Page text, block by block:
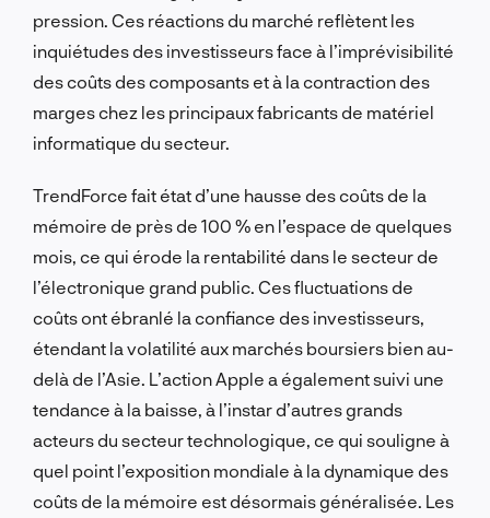
pression. Ces réactions du marché reflètent les
inquiétudes des investisseurs face à l’imprévisibilité
des coûts des composants et à la contraction des
marges chez les principaux fabricants de matériel
informatique du secteur.
TrendForce fait état d’une hausse des coûts de la
mémoire de près de 100 % en l’espace de quelques
mois, ce qui érode la rentabilité dans le secteur de
l’électronique grand public. Ces fluctuations de
coûts ont ébranlé la confiance des investisseurs,
étendant la volatilité aux marchés boursiers bien au-
delà de l’Asie. L’action Apple a également suivi une
tendance à la baisse, à l’instar d’autres grands
acteurs du secteur technologique, ce qui souligne à
quel point l’exposition mondiale à la dynamique des
coûts de la mémoire est désormais généralisée. Les